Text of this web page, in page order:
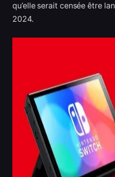
qu’elle serait censée être
2024.